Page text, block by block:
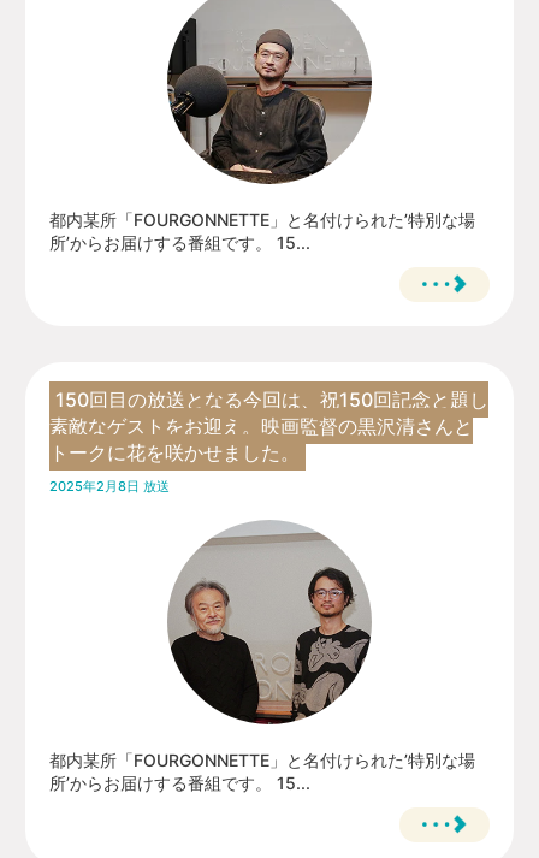
都内某所「FOURGONNETTE」と名付けられた’特別な場
所’からお届けする番組です。 15...
150回目の放送となる今回は、祝150回記念と題し
素敵なゲストをお迎え。映画監督の黒沢清さんと
トークに花を咲かせました。
2025年2月8日 放送
都内某所「FOURGONNETTE」と名付けられた’特別な場
所’からお届けする番組です。 15...